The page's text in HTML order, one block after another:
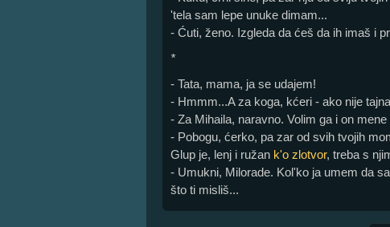
'tela sam lepe unuke dimam...
- Ćuti, ženo. Izgleda da ćeš da ih imaš i
*
- Tata, mama, ja se udajem!
- Hmmm...A za koga, kćeri - ako nije
- Za Mihaila, naravno. Volim ga i on
- Pobogu, ćerko, pa zar od svih tvojih
Glup je, lenj i ružan k'o zlotvor, treba s
- Umukni, Milorade. Kol'ko ja umem da
što ti misliš...